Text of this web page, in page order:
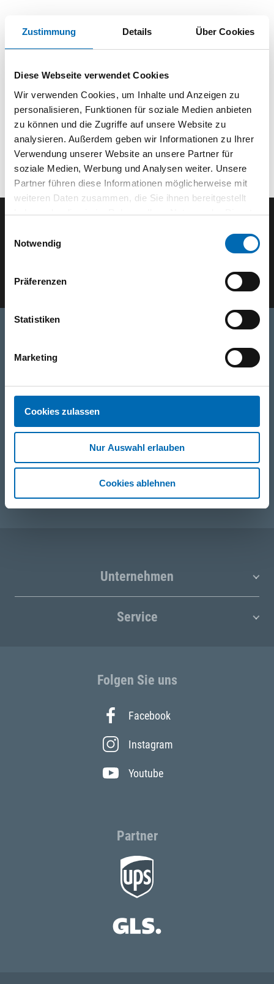
Zustimmung Details Über Cookies
Diese Webseite verwendet Cookies
Wir verwenden Cookies, um Inhalte und Anzeigen zu
personalisieren, Funktionen für soziale Medien anbieten
zu können und die Zugriffe auf unsere Website zu
analysieren. Außerdem geben wir Informationen zu Ihrer
Verwendung unserer Website an unsere Partner für
soziale Medien, Werbung und Analysen weiter. Unsere
Partner führen diese Informationen möglicherweise mit
weiteren Daten zusammen, die Sie ihnen bereitgestellt
haben oder die sie im Rahmen Ihrer Nutzung der Dienste
Notwendig
Präferenzen
Statistiken
Marketing
Cookies zulassen
Nur Auswahl erlauben
Cookies ablehnen
Technische Daten
+49 (0)151 172 082 54
E-Mail
post@seefelder.net
Unternehmen
Service
Folgen Sie uns
Facebook
Instagram
Youtube
Partner